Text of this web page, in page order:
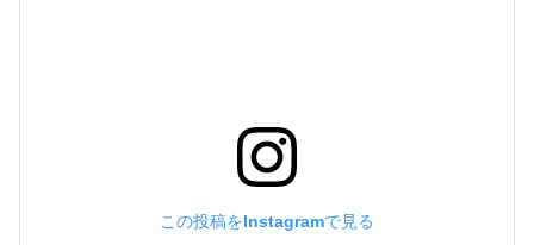
この投稿をInstagramで見る